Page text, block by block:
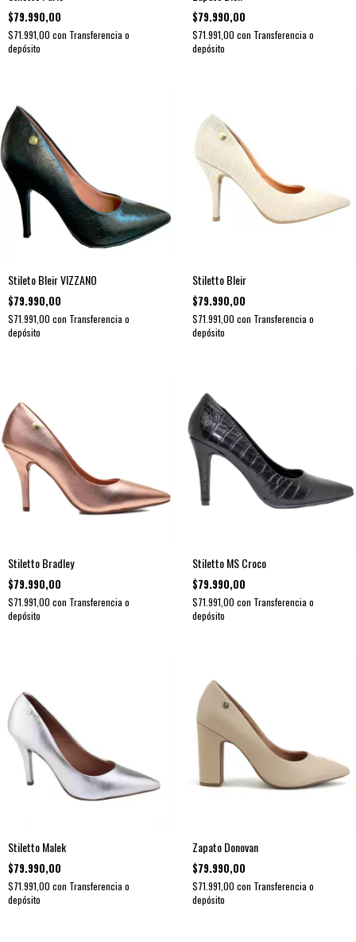
$79.990,00
$71.991,00 con Transferencia o
depósito
$79.990,00
$71.991,00 con Transferencia o
depósito
Stileto Bleir VIZZANO
$79.990,00
$71.991,00 con Transferencia o
depósito
Stiletto Bleir
$79.990,00
$71.991,00 con Transferencia o
depósito
Stiletto Bradley
$79.990,00
$71.991,00 con Transferencia o
depósito
Stiletto MS Croco
$79.990,00
$71.991,00 con Transferencia o
depósito
Stiletto Malek
$79.990,00
$71.991,00 con Transferencia o
depósito
Zapato Donovan
$79.990,00
$71.991,00 con Transferencia o
depósito